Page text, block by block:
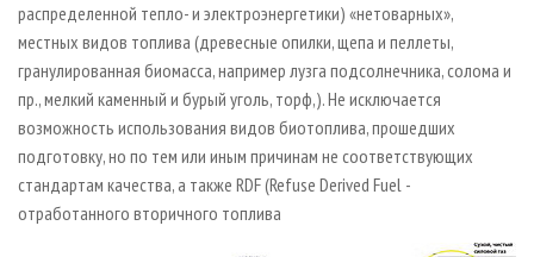
распределенной тепло- и электроэнергетики) «нетоварных»,
местных видов топлива (древесные опилки, щепа и пеллеты,
гранулированная биомасса, например лузга подсолнечника, солома и
пр., мелкий каменный и бурый уголь, торф,). Не исключается
возможность использования видов биотоплива, прошедших
подготовку, но по тем или иным причинам не соответствующих
стандартам качества, а также RDF (Refuse Derived Fuel -
отработанного вторичного топлива